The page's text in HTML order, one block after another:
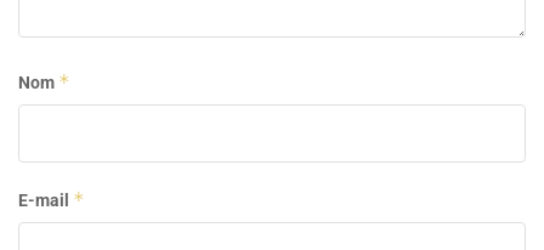
Nom *
E-mail *